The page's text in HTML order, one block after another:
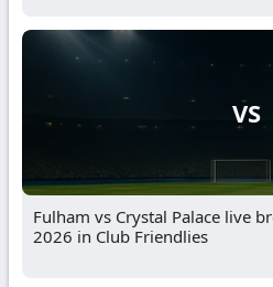
VS
Fulham vs Crystal Palace live
2026 in Club Friendlies